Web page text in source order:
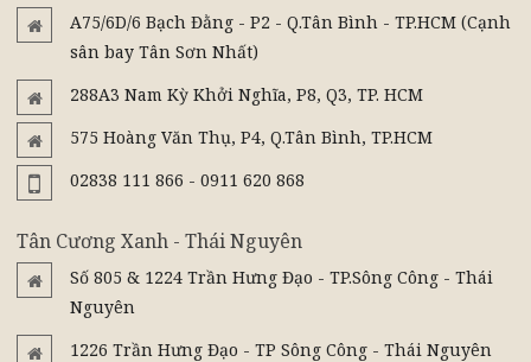
A75/6D/6 Bạch Đằng - P2 - Q.Tân Bình - TP.HCM (Cạnh
sân bay Tân Sơn Nhất)
288A3 Nam Kỳ Khởi Nghĩa, P8, Q3, TP. HCM
575 Hoàng Văn Thụ, P4, Q.Tân Bình, TP.HCM
02838 111 866 - 0911 620 868
Tân Cương Xanh - Thái Nguyên
Số 805 & 1224 Trần Hưng Đạo - TP.Sông Công - Thái
Nguyên
1226 Trần Hưng Đạo - TP Sông Công - Thái Nguyên